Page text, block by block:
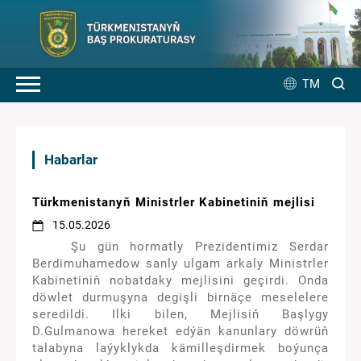
TM
Habarlar
Türkmenistanyň Ministrler Kabinetiniň mejlisi
15.05.2026
Şu gün hormatly Prezidentimiz Serdar
Berdimuhamedow sanly ulgam arkaly Ministrler
Kabinetiniň nobatdaky mejlisini geçirdi. Onda
döwlet durmuşyna degişli birnäçe meselelere
seredildi. Ilki bilen, Mejlisiň Başlygy
D.Gulmanowa hereket edýän kanunlary döwrüň
talabyna laýyklykda kämilleşdirmek boýunça